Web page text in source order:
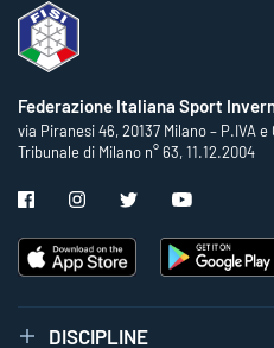
Federazione Italiana Sport
via Piranesi 46, 20137 Milano – P.IVA
Tribunale di Milano n° 63, 11.12.2004
DISCIPLINE